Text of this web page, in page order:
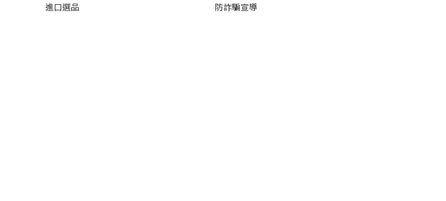
進口選品
防詐騙宣導